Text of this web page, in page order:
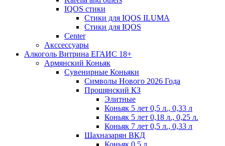
IQOS стики
Стики для IQOS ILUMA
Стики для IQOS
Сenter
Акссессуары
Алкоголь Витрина ЕГАИС 18+
Армянский Коньяк
Сувенирные Коньяки
Символы Нового 2026 Года
Прошянский КЗ
Элитные
Коньяк 5 лет 0,5 л., 0,33 л
Коньяк 5 лет 0,18 л., 0,25 л.
Коньяк 7 лет 0,5 л., 0,33 л
Шахназарян ВКД
Коньяк 0,5 л